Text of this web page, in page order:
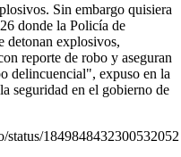
Sin embargo quisiera
donde la Policía de
detonan explosivos,
reporte de robo y aseguran
delincuencial", expuso en la
seguridad en el gobierno de
1849848432300532052